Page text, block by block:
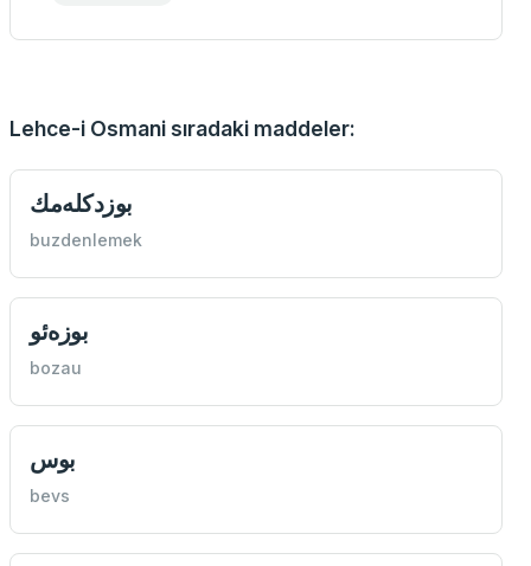
Lehce-i Osmani sıradaki maddeler:
buzdenlemek
بوزه‌ئو
bozau
بوس
bevs